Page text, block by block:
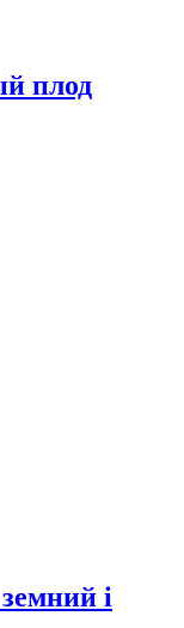
плод
і